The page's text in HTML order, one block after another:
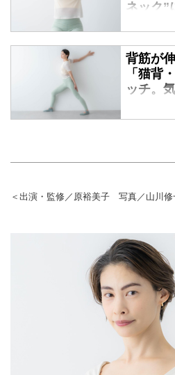
ネック”
気づくと
「スマホ
せん。
を見る時
そ、こ
かりなの
い。
背筋が
「猫背
ッチ。
てない
単ケア
しまうこ
回は、ピ
裕美子さ
伸ばす、
えていた
ると、体
く、毎日
まで軽
＜出演・監修／原裕美子 写真／山川